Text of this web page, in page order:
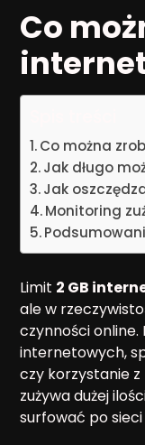
Co
Co można
Jak długo
Jak
Monitoring
Limit 2 GB
ale w
czynności
internetowych,
czy korzystanie
zużywa dużej
surfować po